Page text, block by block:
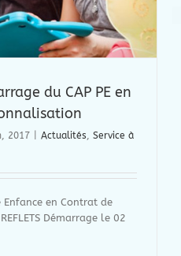
du CAP PE en
2017 Actualités, Service à
Enfance en Contrat de
Démarrage le 02